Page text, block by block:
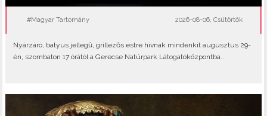
#Magyar Tartomány 2026-08-06, Csütörtök
Nyárzáró, batyus jellegű, grillezős estre hívnak mindenkit augusztus 29-
én, szombaton 17 órától a Gerecse Natúrpark Látogatóközpontba..